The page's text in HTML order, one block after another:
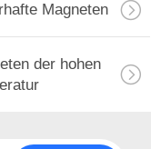
Magneten
der hohen